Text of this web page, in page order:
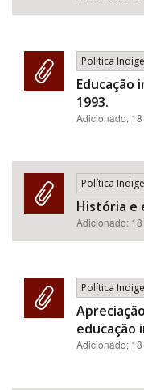
Política
Educação
1993.
Adicionado:
Política
História e
Adicionado:
Política
educação
Adicionado: